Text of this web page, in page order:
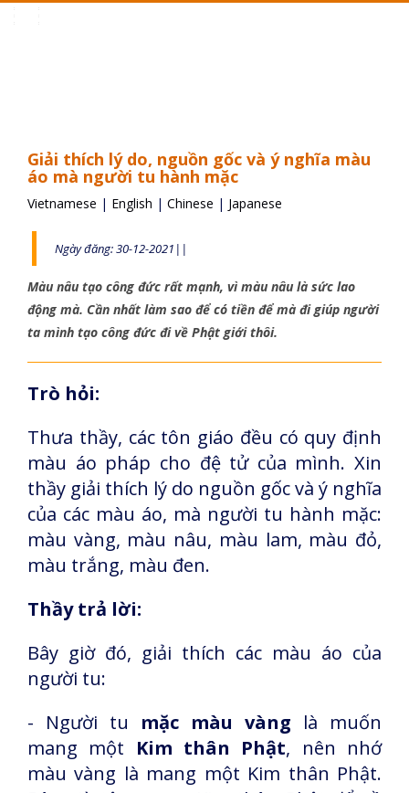
Giải thích lý do, nguồn gốc và ý nghĩa màu
áo mà người tu hành mặc
Vietnamese | English | Chinese | Japanese
Ngày đăng: 30-12-2021||
Màu nâu tạo công đức rất mạnh, vì màu nâu là sức lao
động mà. Cần nhất làm sao để có tiền để mà đi giúp người
ta mình tạo công đức đi về Phật giới thôi.
Trò hỏi:
Thưa thầy, các tôn giáo đều có quy định
màu áo pháp cho đệ tử của mình. Xin
thầy giải thích lý do nguồn gốc và ý nghĩa
của các màu áo, mà người tu hành mặc:
màu vàng, màu nâu, màu lam, màu đỏ,
màu trắng, màu đen.
Thầy trả lời:
Bây giờ đó, giải thích các màu áo của
người tu:
- Người tu mặc màu vàng là muốn
mang một Kim thân Phật, nên nhớ
màu vàng là mang một Kim thân Phật.